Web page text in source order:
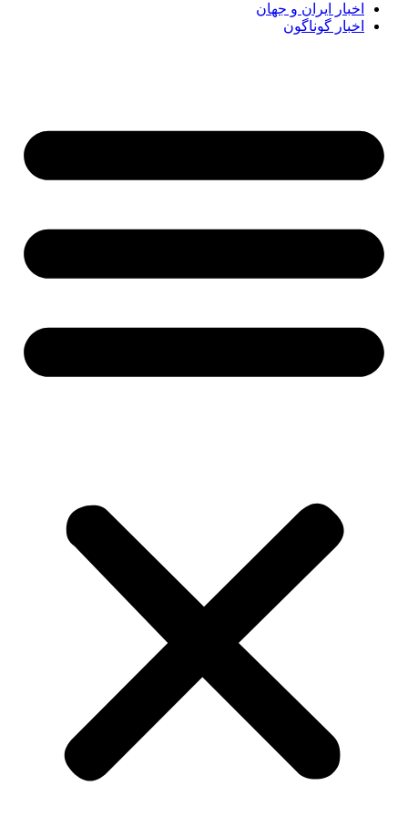
اخبار ایران و جهان
اخبار گوناگون